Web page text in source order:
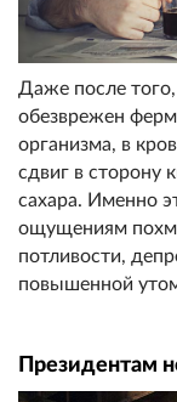
Даже после
обезврежен
организма, в
сдвиг в сторону
сахара. Именно
ощущениям
потливости,
повышенной
Президентам